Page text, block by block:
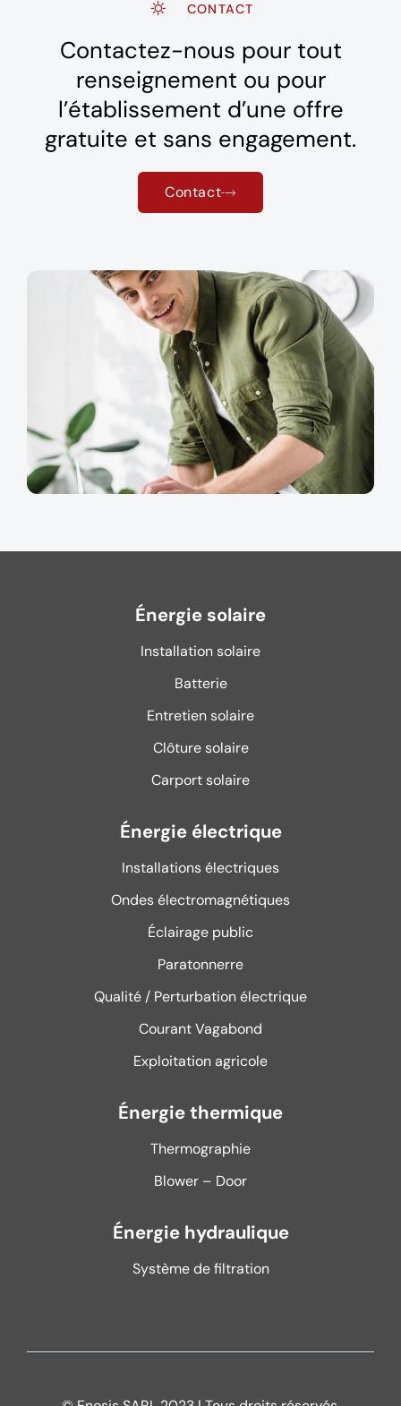
CONTACT
Contactez-nous pour tout
renseignement ou pour
l’établissement d’une offre
gratuite et sans engagement.
Contact
Énergie solaire
Installation solaire
Batterie
Entretien solaire
Clôture solaire
Carport solaire
Énergie électrique
Installations électriques
Ondes électromagnétiques
Éclairage public
Paratonnerre
Qualité / Perturbation électrique
Courant Vagabond
Exploitation agricole
Énergie thermique
Thermographie
Blower – Door
Énergie hydraulique
Système de filtration